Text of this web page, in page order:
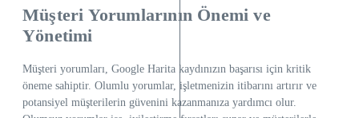
Müşteri Yorumlarının Önemi ve
Yönetimi
Müşteri yorumları, Google Harita kaydınızın başarısı için kritik
öneme sahiptir. Olumlu yorumlar, işletmenizin itibarını artırır ve
potansiyel müşterilerin güvenini kazanmanıza yardımcı olur.